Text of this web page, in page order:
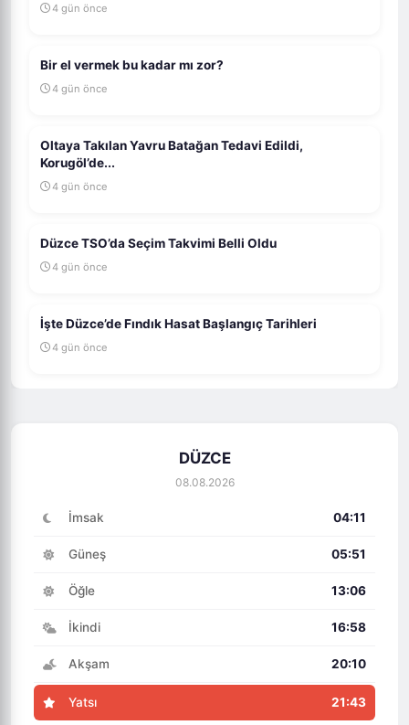
4 gün önce
Bir el vermek bu kadar mı zor?
4 gün önce
Oltaya Takılan Yavru Batağan Tedavi Edildi,
Korugöl’de...
4 gün önce
Düzce TSO’da Seçim Takvimi Belli Oldu
4 gün önce
İşte Düzce’de Fındık Hasat Başlangıç Tarihleri
4 gün önce
DÜZCE
08.08.2026
İmsak 04:11
Güneş 05:51
Öğle 13:06
İkindi 16:58
Akşam 20:10
Yatsı 21:43